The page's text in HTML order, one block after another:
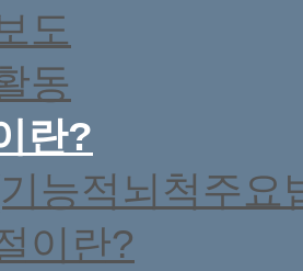
도
동
란?
능적뇌척주요
이란?